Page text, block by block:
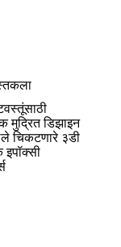
मुद्रित डिझाइन
चिकटणारे ३डी
इपॉक्सी